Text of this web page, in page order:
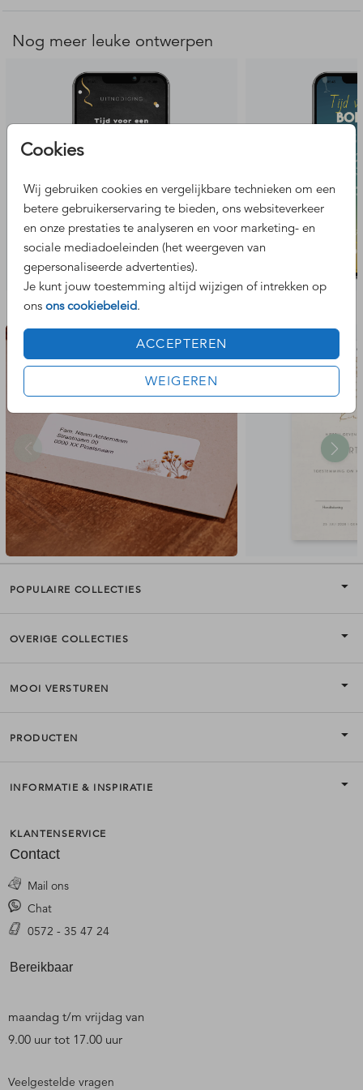
Cookies
Wij gebruiken cookies en vergelijkbare technieken om een
betere gebruikerservaring te bieden, ons websiteverkeer
en onze prestaties te analyseren en voor marketing- en
sociale mediadoeleinden (het weergeven van
gepersonaliseerde advertenties).
Je kunt jouw toestemming altijd wijzigen of intrekken op
ons ons cookiebeleid.
ACCEPTEREN
WEIGEREN
teksten en afbeeldingen. De bestelling wordt automatisch
als digitale versie verwerkt. Je hoeft verder niets te
selecteren. Binnen één werkdag sturen we je het
gepersonaliseerde bestand – zonder watermerk logo – als
PNG bestand (formaat: 1080 × 2400 px) via de mail. Hulp
nodig bij het ontwerpen? Neemcontactmet ons op!
- Digitaal verstuurd en binnen één werkdag binnen via de
- Je ontvangt een PNG-bestand, ideaal voor WhatsApp, e-
mail of social media
- Goed leesbaar op mobiel
- Milieuvriendelijk
- Makkelijk en snel
Nog meer leuke ontwerpen
Bekijk de complete set
adresetiket
POPULAIRE COLLECTIES
OVERIGE COLLECTIES
MOOI VERSTUREN
PRODUCTEN
INFORMATIE & INSPIRATIE
KLANTENSERVICE
Contact
Mail ons
Chat
0572 - 35 47 24
Bereikbaar
maandag t/m vrijdag van
9.00 uur tot 17.00 uur
Veelgestelde vragen